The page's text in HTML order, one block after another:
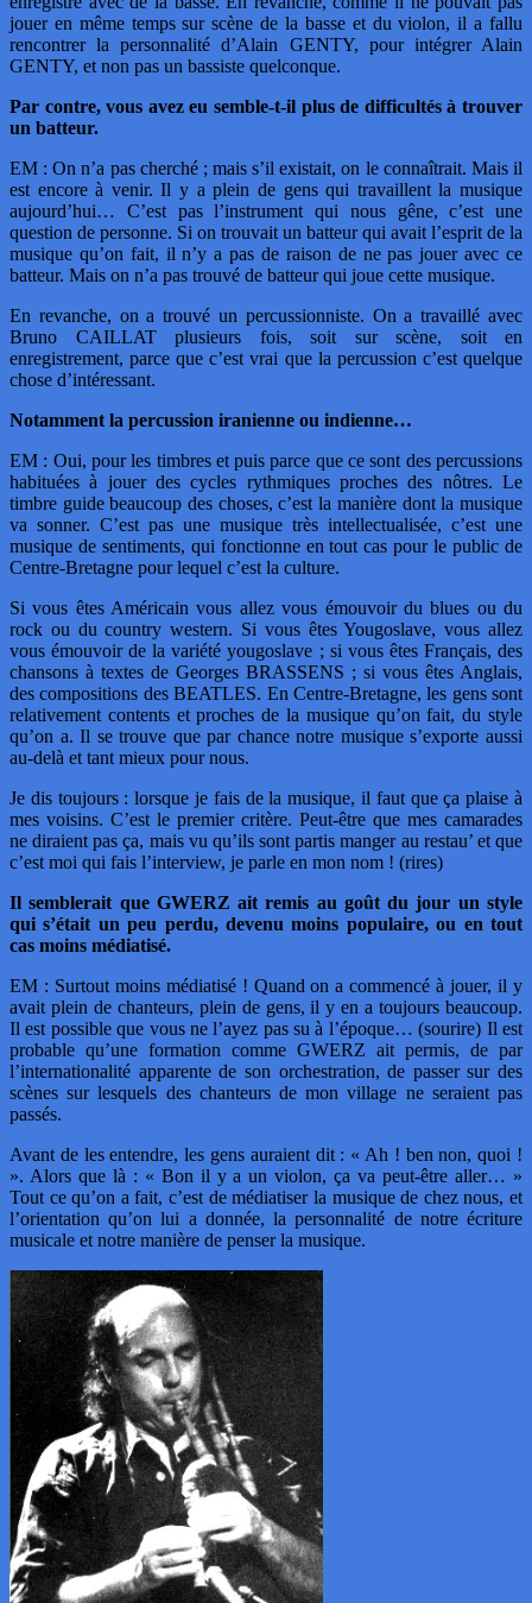
jouer en même temps sur scène de la basse et du violon, il a fallu
rencontrer la personnalité d’Alain GENTY, pour intégrer Alain
GENTY, et non pas un bassiste quelconque.
Par contre, vous avez eu semble-t-il plus de difficultés à trouver
un batteur.
EM : On n’a pas cherché ; mais s’il existait, on le connaîtrait. Mais il
est encore à venir. Il y a plein de gens qui travaillent la musique
aujourd’hui… C’est pas l’instrument qui nous gêne, c’est une
question de personne. Si on trouvait un batteur qui avait l’esprit de la
musique qu’on fait, il n’y a pas de raison de ne pas jouer avec ce
batteur. Mais on n’a pas trouvé de batteur qui joue cette musique.
En revanche, on a trouvé un percussionniste. On a travaillé avec
Bruno CAILLAT plusieurs fois, soit sur scène, soit en
enregistrement, parce que c’est vrai que la percussion c’est quelque
chose d’intéressant.
Notamment la percussion iranienne ou indienne…
EM : Oui, pour les timbres et puis parce que ce sont des percussions
habituées à jouer des cycles rythmiques proches des nôtres. Le
timbre guide beaucoup des choses, c’est la manière dont la musique
va sonner. C’est pas une musique très intellectualisée, c’est une
musique de sentiments, qui fonctionne en tout cas pour le public de
Centre-Bretagne pour lequel c’est la culture.
Si vous êtes Américain vous allez vous émouvoir du blues ou du
rock ou du country western. Si vous êtes Yougoslave, vous allez
vous émouvoir de la variété yougoslave ; si vous êtes Français, des
chansons à textes de Georges BRASSENS ; si vous êtes Anglais,
des compositions des BEATLES. En Centre-Bretagne, les gens sont
relativement contents et proches de la musique qu’on fait, du style
qu’on a. Il se trouve que par chance notre musique s’exporte aussi
au-delà et tant mieux pour nous.
Je dis toujours : lorsque je fais de la musique, il faut que ça plaise à
mes voisins. C’est le premier critère. Peut-être que mes camarades
ne diraient pas ça, mais vu qu’ils sont partis manger au restau’ et que
c’est moi qui fais l’interview, je parle en mon nom ! (rires)
Il semblerait que GWERZ ait remis au goût du jour un style
qui s’était un peu perdu, devenu moins populaire, ou en tout
cas moins médiatisé.
EM : Surtout moins médiatisé ! Quand on a commencé à jouer, il y
avait plein de chanteurs, plein de gens, il y en a toujours beaucoup.
Il est possible que vous ne l’ayez pas su à l’époque… (sourire) Il est
probable qu’une formation comme GWERZ ait permis, de par
l’internationalité apparente de son orchestration, de passer sur des
scènes sur lesquels des chanteurs de mon village ne seraient pas
passés.
Avant de les entendre, les gens auraient dit : « Ah ! ben non, quoi !
». Alors que là : « Bon il y a un violon, ça va peut-être aller… »
Tout ce qu’on a fait, c’est de médiatiser la musique de chez nous, et
l’orientation qu’on lui a donnée, la personnalité de notre écriture
musicale et notre manière de penser la musique.